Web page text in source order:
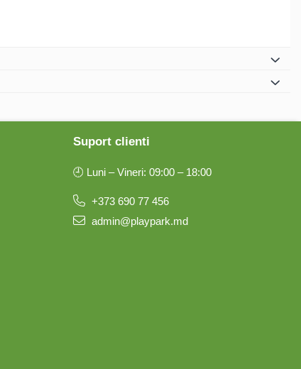
Suport clienti
🕘 Luni – Vineri: 09:00 – 18:00
+373 690 77 456
admin@playpark.md